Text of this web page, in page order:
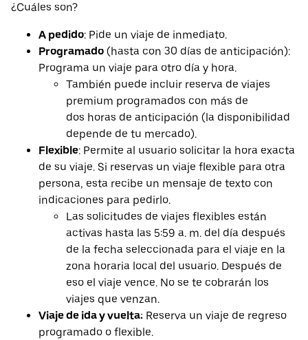
¿Cuáles son?
A pedido: Pide un viaje de inmediato.
Programado (hasta con 30 días de anticipación):
Programa un viaje para otro día y hora.
También puede incluir reserva de viajes
premium programados con más de
dos horas de anticipación (la disponibilidad
depende de tu mercado).
Flexible: Permite al usuario solicitar la hora exacta
de su viaje. Si reservas un viaje flexible para otra
persona, esta recibe un mensaje de texto con
indicaciones para pedirlo.
Las solicitudes de viajes flexibles están
activas hasta las 5:59 a. m. del día después
de la fecha seleccionada para el viaje en la
zona horaria local del usuario. Después de
eso el viaje vence. No se te cobrarán los
viajes que venzan.
Viaje de ida y vuelta: Reserva un viaje de regreso
programado o flexible.